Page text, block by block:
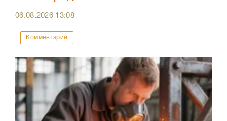
06.08.2026 13:08
Комментарии